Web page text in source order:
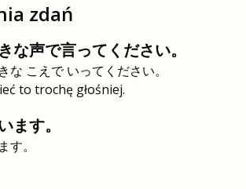
zdań
な声で言ってください。
な こえで いってください。
to trochę głośniej.
ます。
す。